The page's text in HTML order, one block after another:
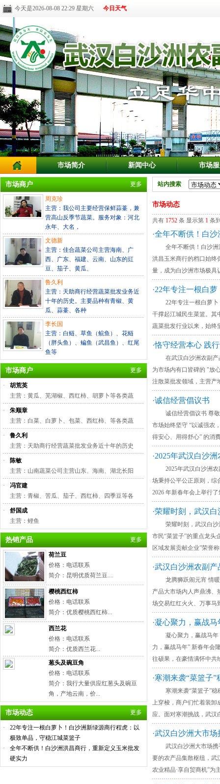
今天是2026-08-08 22:29 星期六 今日天气
市场简介 新闻中心 市场
市场商户 更多
周克珍
主营：我公司主要经营保鲜蒜薹，兼
营高山反季节蔬菜。服务对象：河北
永年、大名，
文德新
主营：佳合蔬菜公司主营海南、广
西、广东、福建、云南、山东的豇
豆、茄子、黄瓜、
鲁久利
主营：天助商行经营蔬菜批发业务近
十年的历史。主要品种有青椒、黄
瓜、蒜薹、各种
李长国
主营：白鲢、草鱼（鲩鱼）、花鲢
（胖头鱼）、鳊鱼（武昌鱼）、红尾
鱼等
市场商户 更多
·
胡荒英
主营：黄瓜、芜湖椒、西红柿、胡萝卜等各类蔬
·
朱顺章
主营：白菜、白萝卜、包菜、西红柿、等各类蔬
·
鲁久利
主营：天助商行经营蔬菜批发业务近十年的历史
·
陈敏
主营：山南蔬菜公司主营山东、海南、湖北长阳
·
冯官建
主营：青椒、苦瓜、茄子、西红柿、四季豆等各
·
舒国成
主营：鲤鱼
热销产品 更多
荷兰豆
价格：电话联系
简介：昆明优质荷兰豆....
樱桃西红柿
价格：电话联系
简介：优质樱桃西红柿...
西兰花
价格：电话联系
简介：优质西兰花...
葱头及碗豆角
价格：电话联系
简介：我行大量供应红葱头及碗豆
角，产地云南，价...
市场动态 更多
·
22年专注一根白萝卜！白沙洲新绿源商行程虎：以
极致单品，守稳江城菜篮子
·
全年不断供！白沙洲洪昌商行，重新定义玉米批发
硬实力
站内搜索
市场动态
共有 1752 条 显示第 1 条
·全年不断供！白
全年不断供！白沙洲洪
洪昌玉米商行的档口始终
量，成为白沙洲市场极
·22年专注一根白
22年专注一根白萝卜！
干撑起江城民生菜篮。其
蔬菜批发行业以来，始
·恪守经营本心 践
在武汉白沙洲农副产品
为市场内有口皆碑的 "放
注散菜批发领域，主营
·诚信经营倡议书
诚信经营倡议书 尊敬的
市场始终坚守 “以诚强农
得安心、用得舒心” 的消
·2025年武汉白沙
2025年武汉白沙洲农副
场秉持公平公正原则，综
2026 年新春年会上举行
·荣耀时刻，武汉
荣耀时刻，武汉白沙洲
市民“菜篮子”的重点龙头
区域发展贡献企业”荣誉
·武汉白沙洲农副
龙腾狮跃闹元宵 情暖市
产品大市场内人声鼎沸、
场交易红红火火、万事
·凝心聚力，赢战
凝心聚力，赢战马年！
力，赢战马年” 新春年会
往硕果，在豪情满怀中
·寒潮来袭“菜篮子
寒潮来袭“菜篮子”稳稳
上穿梭，商户们忙着装卸
应。面对寒潮挑战，武
·武汉白沙洲大市
武汉白沙洲大市场携手
要的农产品集散枢纽，武
农业精品·享自贸商机”